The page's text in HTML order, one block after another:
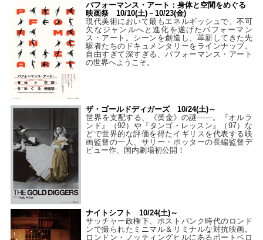
パフォーマンス・アート：身体と空間をめぐる
映画祭 10/10(土)－10/23(金)
現代美術において最もエネルギッシュで、不可
欠なジャンルへと進化を遂げたパフォーマン
ス・アート。シーンを創造し、革新してきた先
駆者たちのドキュメンタリーをラインナップ。
自由すぎて深すぎる、パフォーマンス・アート
の世界へようこそ。
ザ・ゴールドディガーズ 10/24(土)～
世界を支配する、《黄金》の謎――。『オルラ
ンド』（92）や『タンゴ・レッスン』（97）な
どで世界的な評価を得たイギリスを代表する映
画監督の一人、サリー・ポッターの長編監督デ
ビュー作、国内劇場初公開！
ナイトシフト 10/24(土)～
サッチャー政権下、ポストパンク時代のロンド
ンで撮られたミニマル＆リミナルな対抗映画。
ロンドン・ノッティングヒルにあるポートベロ